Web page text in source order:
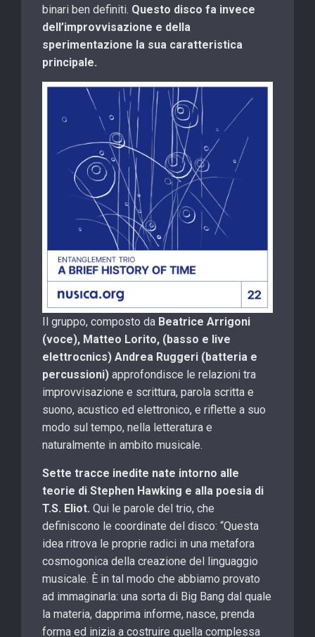
binari ben definiti. Questo disco fa invece
dell’improvvisazione e della
sperimentazione la sua caratteristica
principale.
Il gruppo, composto da Beatrice Arrigoni
(voce), Matteo Lorito, (basso e live
elettrocnics) Andrea Ruggeri (batteria e
percussioni) approfondisce le relazioni tra
improvvisazione e scrittura, parola scritta e
suono, acustico ed elettronico, e riflette a suo
modo sul tempo, nella letteratura e
naturalmente in ambito musicale.
Sette tracce inedite nate intorno alle
teorie di Stephen Hawking e alla poesia di
T.S. Eliot. Qui le parole del trio, che
definiscono le coordinate del disco: “Questa
idea ritrova le proprie radici in una metafora
cosmogonica della creazione del linguaggio
musicale. È in tal modo che abbiamo provato
ad immaginarla: una sorta di Big Bang dal quale
la materia, dapprima informe, nasce, prenda
forma ed inizia a costruire quella complessa